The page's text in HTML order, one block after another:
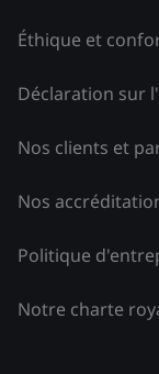
Éthique et
Déclaration sur
Nos clients et
Nos
Politique
Notre charte